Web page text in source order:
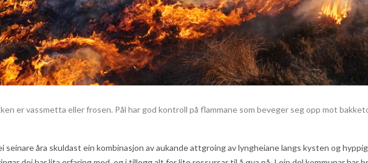
er vassmetta eller frosen. Pål har god kontroll på flammane som beveger seg opp mot
åra skuldast ein kombinasjon av aukande attgroing av lyngheiane langs kysten og